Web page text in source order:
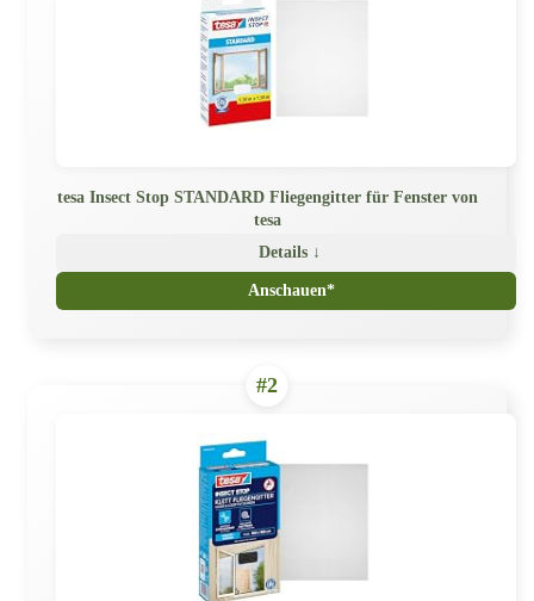
tesa Insect Stop STANDARD Fliegengitter für Fenster von
tesa
Details ↓
Anschauen*
#2